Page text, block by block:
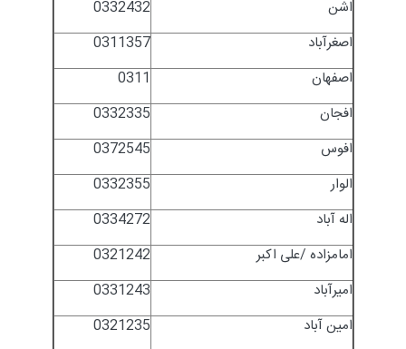
0332432
اشن
0311357
اصغرآباد
0311
اصفهان
0332335
افجان
0372545
افوس
0332355
الوار
0334272
اله آباد
0321242
امامزاده /علی اکبر
0331243
امیرآباد
0321235
امین آباد